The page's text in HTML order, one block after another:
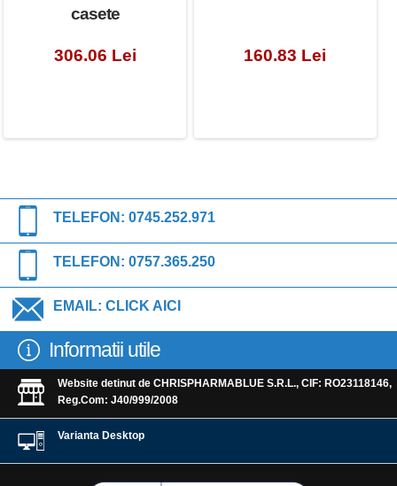
casete
306.06 Lei 160.83 Lei
TELEFON: 0745.252.971
TELEFON: 0757.365.250
EMAIL: CLICK AICI
Informatii utile
Website detinut de CHRISPHARMABLUE S.R.L., CIF: RO23118146,
Reg.Com: J40/999/2008
Varianta Desktop